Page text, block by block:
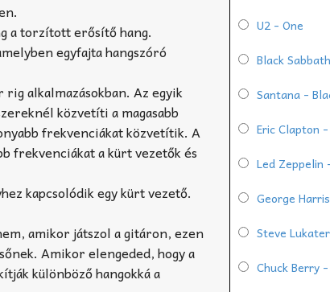
a torzított erősítő hang.
egyfajta hangszóró
alkalmazásokban. Az egyik
közvetíti a magasabb
frekvenciákat közvetítik. A
frekvenciákat a kürt vezetők és
kapcsolódik egy kürt vezető.
amikor játszol a gitáron, ezen
Amikor elengeded, hogy a
különböző hangokká a
U2 - One
Black
Santana -
Eric Clapton
Led Zeppelin
George
Steve
Chuck Berry